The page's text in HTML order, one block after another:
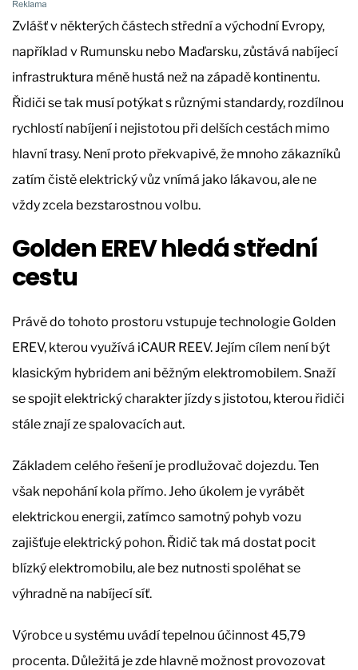
Zvlášť v některých částech střední a východní Evropy,
například v Rumunsku nebo Maďarsku, zůstává nabíjecí
infrastruktura méně hustá než na západě kontinentu.
Řidiči se tak musí potýkat s různými standardy, rozdílnou
rychlostí nabíjení i nejistotou při delších cestách mimo
hlavní trasy. Není proto překvapivé, že mnoho zákazníků
zatím čistě elektrický vůz vnímá jako lákavou, ale ne
vždy zcela bezstarostnou volbu.
Golden EREV hledá střední
cestu
Právě do tohoto prostoru vstupuje technologie Golden
EREV, kterou využívá iCAUR REEV. Jejím cílem není být
klasickým hybridem ani běžným elektromobilem. Snaží
se spojit elektrický charakter jízdy s jistotou, kterou řidiči
stále znají ze spalovacích aut.
Základem celého řešení je prodlužovač dojezdu. Ten
však nepohání kola přímo. Jeho úkolem je vyrábět
elektrickou energii, zatímco samotný pohyb vozu
zajišťuje elektrický pohon. Řidič tak má dostat pocit
blízký elektromobilu, ale bez nutnosti spoléhat se
výhradně na nabíjecí síť.
Výrobce u systému uvádí tepelnou účinnost 45,79
procenta. Důležitá je zde hlavně možnost provozovat